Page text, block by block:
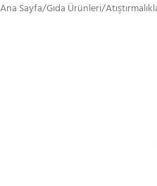
Ana Sayfa/Gıda Ürünleri/